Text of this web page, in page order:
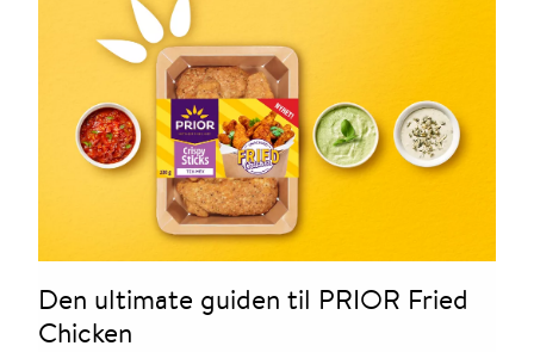
Den ultimate guiden til PRIOR Fried
Chicken